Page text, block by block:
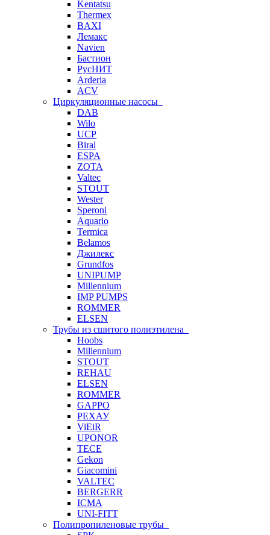
Kentatsu
Thermex
BAXI
Лемакс
Navien
Бастион
РусНИТ
Arderia
ACV
Циркуляционные насосы
DAB
Wilo
UCP
Biral
ESPA
ZOTA
Valtec
STOUT
Wester
Speroni
Aquario
Termica
Belamos
Джилекс
Grundfos
UNIPUMP
Millennium
IMP PUMPS
ROMMER
ELSEN
Трубы из сшитого полиэтилена
Hoobs
Millennium
STOUT
REHAU
ELSEN
ROMMER
GAPPO
РЕХАУ
ViEiR
UPONOR
TECE
Gekon
Giacomini
VALTEC
BERGERR
ICMA
UNI-FITT
Полипропиленовые трубы